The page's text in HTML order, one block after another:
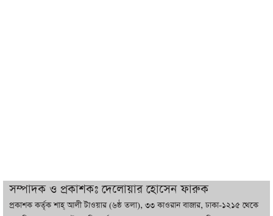
দুবাইয়ে বেনজীরের জামিন বাতিল করতে ল
ফার্ম নিয়োগ করেছে সরকার
সম্পাদক ও প্রকাশকঃ দেলোয়ার হোসেন ফারুক
প্রকাশক কর্তৃক শাহ্ আলী টাওয়ার (৬ষ্ঠ তলা), ৩৩ কাওরান বাজার, ঢাকা-১২১৫ থেকে